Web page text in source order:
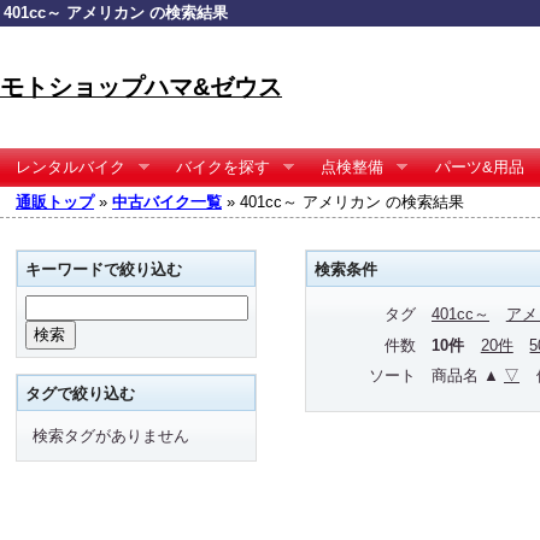
401cc～ アメリカン の検索結果
モトショップハマ&ゼウス
レンタルバイク バイクを探す 点検整備
パーツ&用品
通販トップ» 中古バイク一覧 » 401cc～ アメリカン の検索結果
検索条件
タグ 401cc～
ア
件数
10件 20件
ソート
商品名 ▲ ▽
キーワードで絞り込む
タグで絞り込む
検索タグがありません